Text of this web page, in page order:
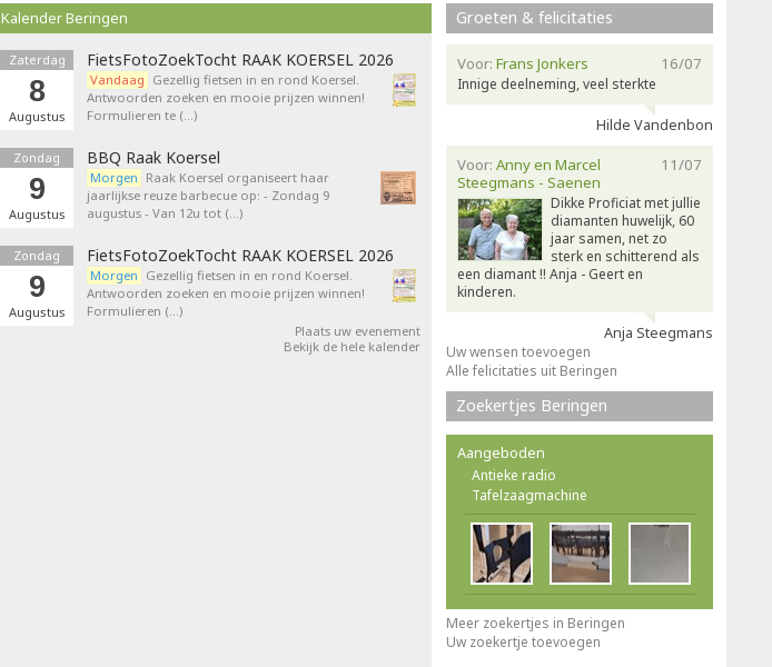
Kalender Beringen
Zaterdag
8
Augustus
FietsFotoZoekTocht RAAK KOERSEL 2026
Vandaag Gezellig fietsen in en rond Koersel.
Antwoorden zoeken en mooie prijzen winnen!
Formulieren te (…)
Zondag
9
Augustus
BBQ Raak Koersel
Morgen Raak Koersel organiseert haar
jaarlijkse reuze barbecue op: - Zondag 9
augustus - Van 12u tot (…)
Zondag
9
Augustus
FietsFotoZoekTocht RAAK KOERSEL 2026
Morgen Gezellig fietsen in en rond Koersel.
Antwoorden zoeken en mooie prijzen winnen!
Formulieren (…)
Plaats uw evenement
Bekijk de hele kalender
Groeten & felicitaties
16/07
Voor: Frans Jonkers
Innige deelneming, veel sterkte
Hilde Vandenbon
11/07
Voor: Anny en Marcel
Steegmans - Saenen
Dikke Proficiat met jullie
diamanten huwelijk, 60
jaar samen, net zo
sterk en schitterend als
een diamant !! Anja - Geert en
kinderen.
Anja Steegmans
Uw wensen toevoegen
Alle felicitaties uit Beringen
Zoekertjes Beringen
Aangeboden
Antieke radio
Tafelzaagmachine
Meer zoekertjes in Beringen
Uw zoekertje toevoegen